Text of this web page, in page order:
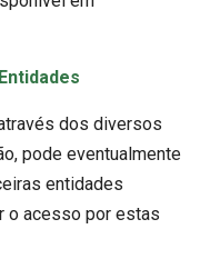
dos diversos
pode eventualmente
entidades
o acesso por estas